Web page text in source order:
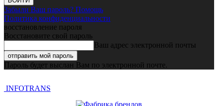
Забыли Ваш пароль? Помощь
Политика конфиденциальности
восстановление пароля
Восстановите свой пароль
Ваш адрес электронной почты
Пароль будет выслан Вам по электронной почте.
INFOTRANS